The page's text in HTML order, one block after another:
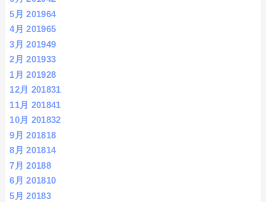
5月 201964
4月 201965
3月 201949
2月 201933
1月 201928
12月 201831
11月 201841
10月 201832
9月 201818
8月 201814
7月 20188
6月 201810
5月 20183